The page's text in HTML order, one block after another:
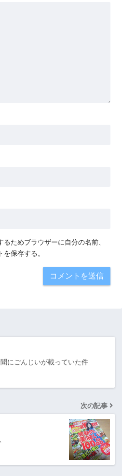
ためブラウザーに自分の名前、
を保存する。
にごんじいが載っていた件
次の記事